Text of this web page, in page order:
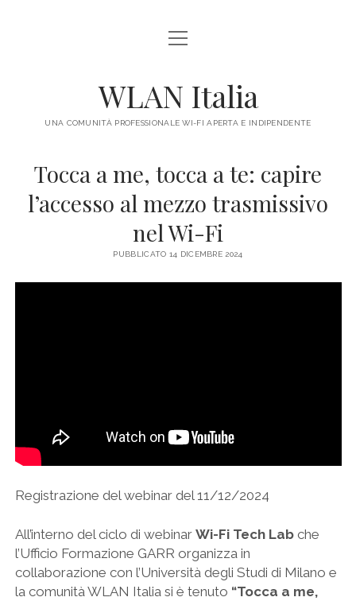
HOME
apri
menu
WLAN Italia
UNA COMUNITÀ PROFESSIONALE WI-FI APERTA E INDIPENDENTE
Tocca a me, tocca a te: capire
l’accesso al mezzo trasmissivo
nel Wi-Fi
PUBBLICATO 14 DICEMBRE 2024
Registrazione del webinar del 11/12/2024
All’interno del ciclo di webinar Wi-Fi Tech Labche
l’Ufficio Formazione GARR organizza in
collaborazione con l’Università degli Studi di Milano e
la comunità WLAN Italia si è tenuto “Tocca a me,